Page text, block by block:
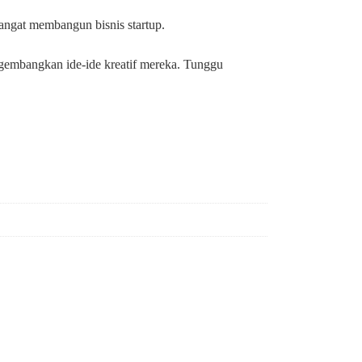
membangun bisnis startup.
ide-ide kreatif mereka. Tunggu